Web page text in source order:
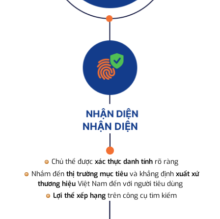
NHẬN DIỆN
Chủ thể được xác thực danh tính rõ ràng
Nhắm đến thị trường mục tiêuvà khẳng định xuất xứ
thương hiệuViệt Nam đến với người tiêu dùng
Lợi thế xếp hạng trên công cụ tìm kiếm